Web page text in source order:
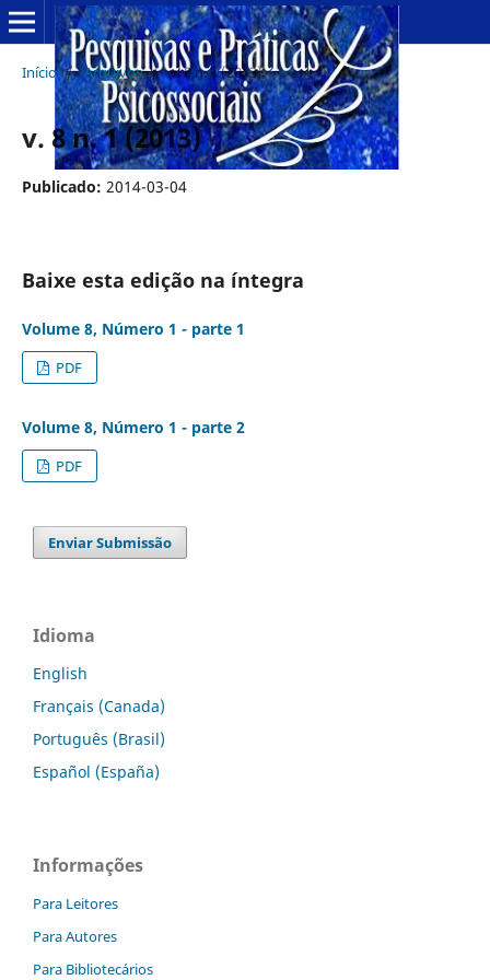
Início / Arquivos / v. 8 n. 1 (2013)
v. 8 n. 1 (2013)
Publicado: 2014-03-04
Baixe esta edição na íntegra
Volume 8, Número 1 - parte 1
PDF
Volume 8, Número 1 - parte 2
PDF
Enviar Submissão
Idioma
English
Français (Canada)
Português (Brasil)
Español (España)
Informações
Para Leitores
Para Autores
Para Bibliotecários